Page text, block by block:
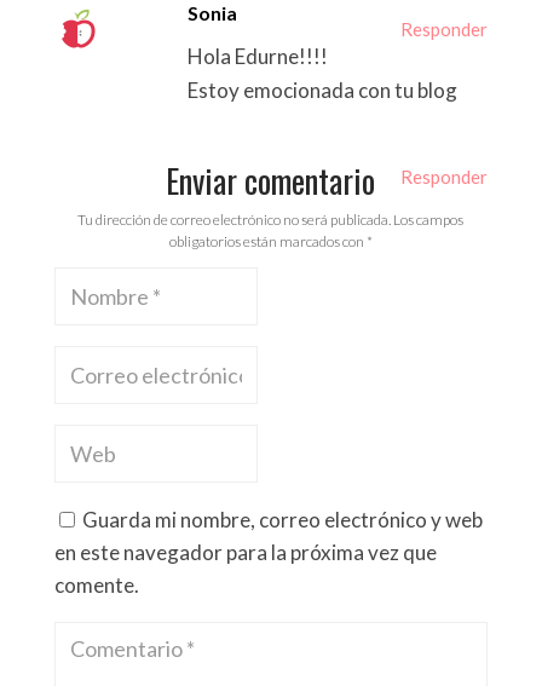
Responder
Sonia
Hola Edurne!!!!
Estoy emocionada con tu blog
Responder
Enviar comentario
Tu dirección de correo electrónico no será publicada. Los campos
obligatorios están marcados con *
Guarda mi nombre, correo electrónico y web
en este navegador para la próxima vez que
comente.